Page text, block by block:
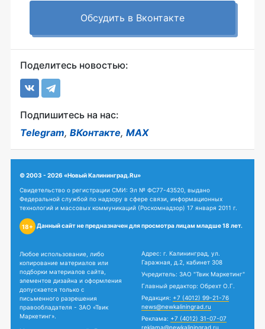
Обсудить в Вконтакте
Поделитесь новостью:
Подпишитесь на нас:
Telegram, ВКонтакте, MAX
© 2003 - 2026 «Новый Калининград.Ru»
Свидетельство о регистрации СМИ: Эл № ФС77-43520, выдано
Федеральной службой по надзору в сфере связи, информационных
технологий и массовых коммуникаций (Роскомнадзор) 17 января 2011 г.
18+ Данный сайт не предназначен для просмотра лицам младше 18 лет.
Любое использование, либо
копирование материалов или
подборки материалов сайта,
элементов дизайна и оформления
допускается только с
письменного разрешения
правообладателя - ЗАО «Твик
Маркетинг».
Адрес: г. Калининград, ул.
Гаражная, д.2, кабинет 308
Учредитель: ЗАО "Твик Маркетинг"
Главный редактор: Обрехт О.Г.
Редакция: +7 (4012) 99-21-76
news@newkaliningrad.ru
Реклама: +7 (4012) 31-07-07
reklama@newkaliningrad.ru